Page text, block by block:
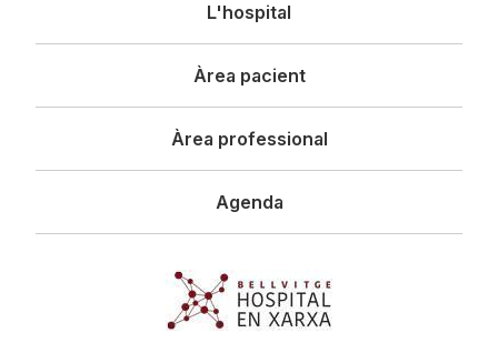
principal
L'hospital
Àrea pacient
Àrea professional
Agenda